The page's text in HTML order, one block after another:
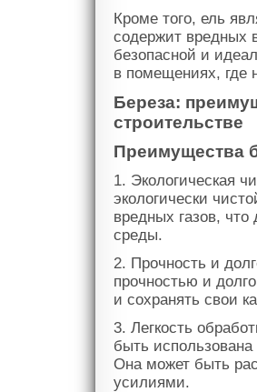
Кроме того, ель
содержит вредных
безопасной и
в помещениях, где
Береза:
строительстве
Преимущества
1. Экологическая
экологически
вредных газов,
среды.
2. Прочность и
прочностью и
и сохранять свои
3. Легкость
быть
Она может быть
усилиями.